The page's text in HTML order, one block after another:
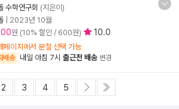
수학연구회 (지은이)
2023년 10월
원 (10% 할인 / 600원) 10.0
페이지에서 분철 선택 가능
배송 내일 아침 7시 출근전 배송 변경
2 3 4 5